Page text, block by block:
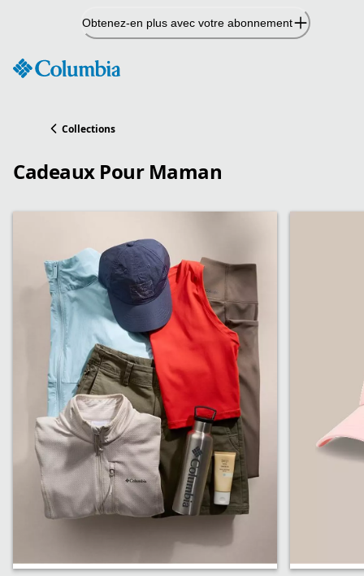
Obtenez-en plus avec votre abonnement
Collections
Cadeaux Pour Maman